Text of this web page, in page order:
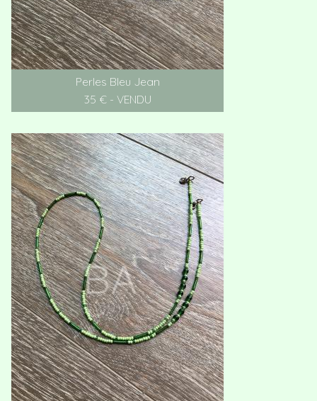
Perles Bleu Jean
35 € - VENDU